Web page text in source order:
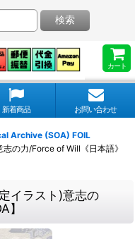
カート
検索
新着商品 お問い合わせ
Archive (SOA) FOIL
の力/Force of Will《日本語》
イラスト)意志の
】